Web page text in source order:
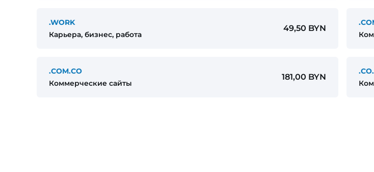
.WORK
Карьера, бизнес, работа
49,50 BYN
.COM.CO
Коммерческие сайты
181,00 BYN